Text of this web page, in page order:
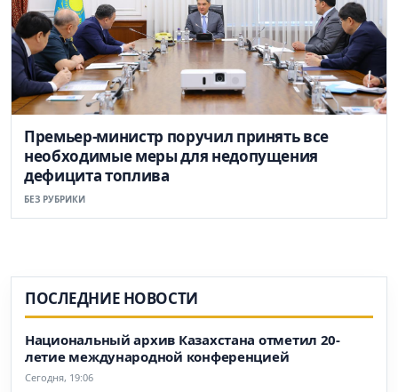
Премьер-министр поручил принять все
необходимые меры для недопущения
дефицита топлива
БЕЗ РУБРИКИ
ПОСЛЕДНИЕ НОВОСТИ
Национальный архив Казахстана отметил 20-
летие международной конференцией
Сегодня, 19:06